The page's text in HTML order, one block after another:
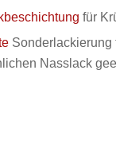
für
Sonderlackierung
Nasslack